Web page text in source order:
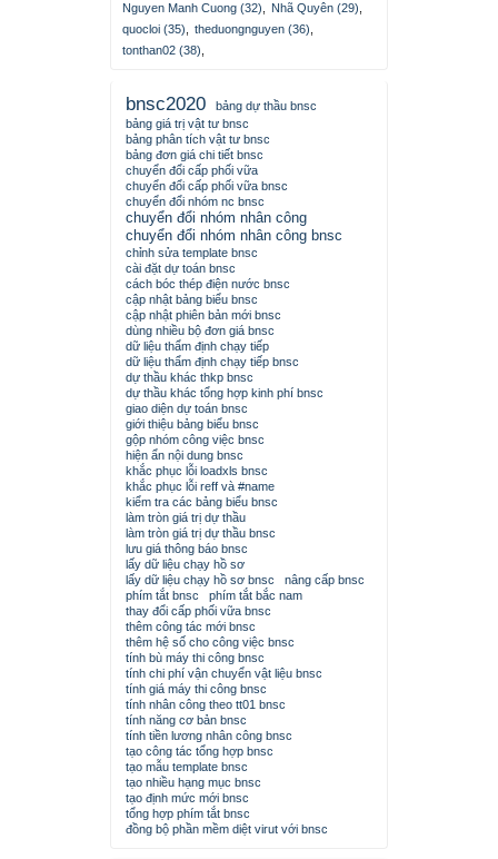
Nguyen Manh Cuong (32)
Nhã Quyên (29)
quocloi (35)
theduongnguyen (36)
tonthan02 (38)
bnsc2020
bảng dự thầu bnsc
bảng giá trị vật tư bnsc
bảng phân tích vật tư bnsc
bảng đơn giá chi tiết bnsc
chuyển đổi cấp phối vữa
chuyển đổi cấp phối vữa bnsc
chuyển đổi nhóm nc bnsc
chuyển đổi nhóm nhân công
chuyển đổi nhóm nhân công bnsc
chỉnh sửa template bnsc
cài đặt dự toán bnsc
cách bóc thép điện nước bnsc
cập nhật bảng biểu bnsc
cập nhật phiên bản mới bnsc
dùng nhiều bộ đơn giá bnsc
dữ liệu thẩm định chạy tiếp
dữ liệu thẩm định chạy tiếp bnsc
dự thầu khác thkp bnsc
dự thầu khác tổng hợp kinh phí bnsc
giao diện dự toán bnsc
giới thiệu bảng biểu bnsc
gộp nhóm công việc bnsc
hiện ẩn nội dung bnsc
khắc phục lỗi loadxls bnsc
khắc phục lỗi reff và #name
kiểm tra các bảng biểu bnsc
làm tròn giá trị dự thầu
làm tròn giá trị dự thầu bnsc
lưu giá thông báo bnsc
lấy dữ liệu chạy hồ sơ
lấy dữ liệu chạy hồ sơ bnsc
nâng cấp bnsc
phím tắt bnsc
phím tắt bắc nam
thay đổi cấp phối vữa bnsc
thêm công tác mới bnsc
thêm hệ số cho công việc bnsc
tính bù máy thi công bnsc
tính chi phí vận chuyển vật liệu bnsc
tính giá máy thi công bnsc
tính nhân công theo tt01 bnsc
tính năng cơ bản bnsc
tính tiền lương nhân công bnsc
tạo công tác tổng hợp bnsc
tạo mẫu template bnsc
tạo nhiều hạng mục bnsc
tạo định mức mới bnsc
tổng hợp phím tắt bnsc
đồng bộ phần mềm diệt virut với bnsc